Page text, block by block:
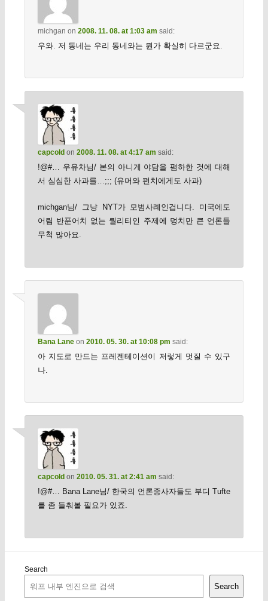
michgan on 2008. 11. 08. at 1:03 am said:
우와. 저 동네는 우리 동네와는 뭔가 확실히 다르군요.
capcold on 2008. 11. 08. at 4:17 am said:
!@#… 우유차님/ 본의 아니게 야담을 폄하한 것에 대해
서 심심한 사과를…;;; (유머와 펀치에게도 사과)
michgan님/ 그냥 NYT가 모범사례인겁니다. 미국에도
어림 반푼어치 없는 퀄리티인 주제에 덩치만 큰 언론들
무척 많아요.
Bana Laneon 2010. 05. 30. at 10:08 pm said:
아 지도로 만드는 프레젠테이션이 저렇게 멋질 수 있구
나.
capcold on 2010. 05. 31. at 2:41 am said:
!@#… Bana Lane님/ 한국의 언론종사자들도 부디 Tufte
를 좀 들춰볼 필요가 있죠.
Search
Search